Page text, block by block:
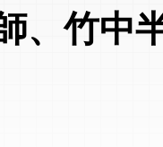
、竹中